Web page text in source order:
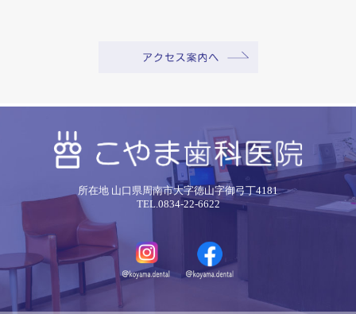
所在地 山口県周南市大字徳山字御弓丁4181
TEL.0834-22-6622